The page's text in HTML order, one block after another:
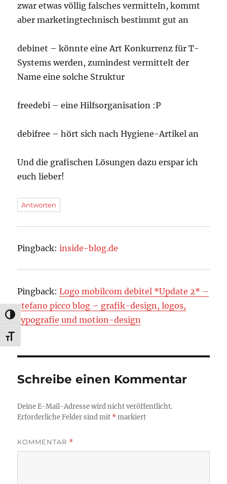
UMSCHALTEN AUF HOHE KONTRASTE
SCHRIFT VERGRÖSSERN
zwar etwas völlig falsches vermitteln, kommt
aber marketingtechnisch bestimmt gut an
debinet – könnte eine Art Konkurrenz für T-
Systems werden, zumindest vermittelt der
Name eine solche Struktur
freedebi – eine Hilfsorganisation :P
debifree – hört sich nach Hygiene-Artikel an
Und die grafischen Lösungen dazu erspar ich
euch lieber!
Antworten
Pingback:inside-blog.de
Pingback:Logo mobilcom debitel *Update 2* –
stefano picco blog – grafik-design, logos,
typografie und motion-design
Schreibe einen Kommentar
Deine E-Mail-Adresse wird nicht veröffentlicht.
Erforderliche Felder sind mit *markiert
KOMMENTAR *